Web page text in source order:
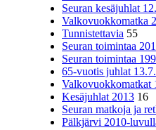
Seuran kesäjuhlat
Valkovuokkomatka
Tunnistettavia 55
Seuran toimintaa
Seuran toimintaa
65-vuotis juhlat
Valkovuokkomatkat
Kesäjuhlat 2013 16
Seuran matkoja ja
Pälkjärvi 2010-